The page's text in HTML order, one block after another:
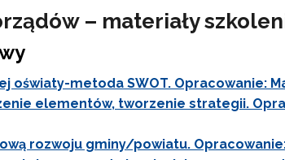
pedagogiczna"
przygotowanie trenerów"
zawodowe"
– materiały
oświaty-metoda SWOT. Opracowanie:
elementów, tworzenie strategii.
rozwoju gminy/powiatu.